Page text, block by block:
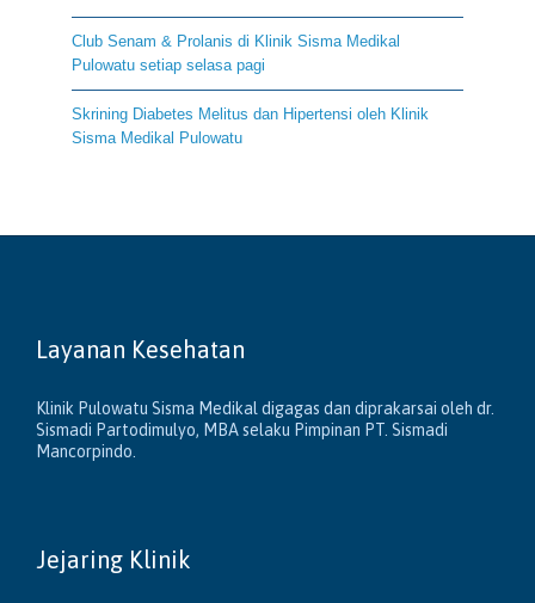
Club Senam & Prolanis di Klinik Sisma Medikal
Pulowatu setiap selasa pagi
Skrining Diabetes Melitus dan Hipertensi oleh Klinik
Sisma Medikal Pulowatu
Layanan Kesehatan
Klinik Pulowatu Sisma Medikal digagas dan diprakarsai oleh dr.
Sismadi Partodimulyo, MBA selaku Pimpinan PT. Sismadi
Mancorpindo.
Jejaring Klinik